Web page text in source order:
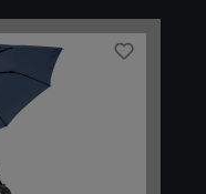
der
trotzt.